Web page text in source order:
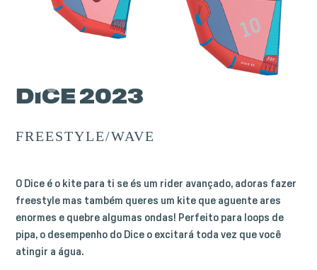
DICE 2023
FREESTYLE/WAVE
O Dice é o kite para ti se és um rider avançado, adoras fazer
freestyle mas também queres um kite que aguente ares
enormes e quebre algumas ondas! Perfeito para loops de
pipa, o desempenho do Dice o excitará toda vez que você
atingir a água.